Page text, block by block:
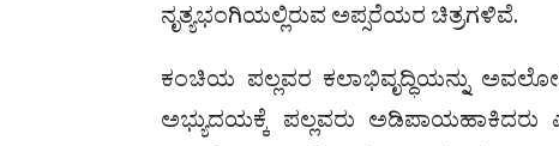
ನೃತ್ಯಭಂಗಿಯಲ್ಲಿರುವ ಅಪ್ಸರೆಯರ ಚಿತ್ರಗಳಿವೆ.
ಕಂಚಿಯ ಪಲ್ಲವರ ಕಲಾಭಿವೃದ್ಧಿಯನ್ನು
ಅಭ್ಯುದಯಕ್ಕೆ ಪಲ್ಲವರು ಅಡಿಪಾಯಹಾಕಿದರು